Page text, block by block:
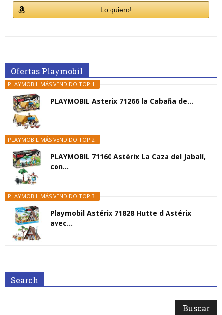
Lo quiero!
Ofertas Playmobil
PLAYMOBIL MÁS VENDIDO TOP 1
PLAYMOBIL Asterix 71266 la Cabaña de...
PLAYMOBIL MÁS VENDIDO TOP 2
PLAYMOBIL 71160 Astérix La Caza del Jabalí,
con...
PLAYMOBIL MÁS VENDIDO TOP 3
Playmobil Astérix 71828 Hutte d Astérix
avec...
Search